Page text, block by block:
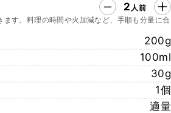
2 人前
ます。料理の時間や火加減など、手順も分量に合
200g
100ml
30g
1個
適量